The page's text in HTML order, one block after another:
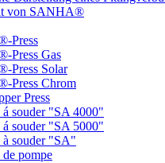
Press
Press Gas
Press Solar
Press Chrom
Press
á souder "SA 4000"
á souder "SA 5000"
à souder "SA"
pompe